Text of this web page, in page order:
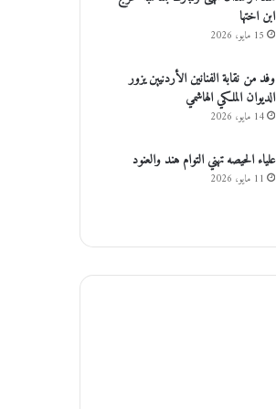
ابن اختها
15 مايو، 2026
وفد من نقابة الفنانين الأردنيين يزور
الديوان الملكي الهاشمي
14 مايو، 2026
علياء الحيصه تهني التوام هند والعنود
11 مايو، 2026